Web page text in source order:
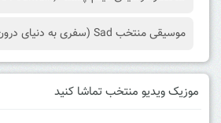
موسیقی منتخب Sad (سفری به دنیای درون)
موزیک ویدیو منتخب تماشا کنید